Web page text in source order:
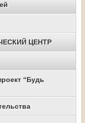
ЦЕНТР
“Будь